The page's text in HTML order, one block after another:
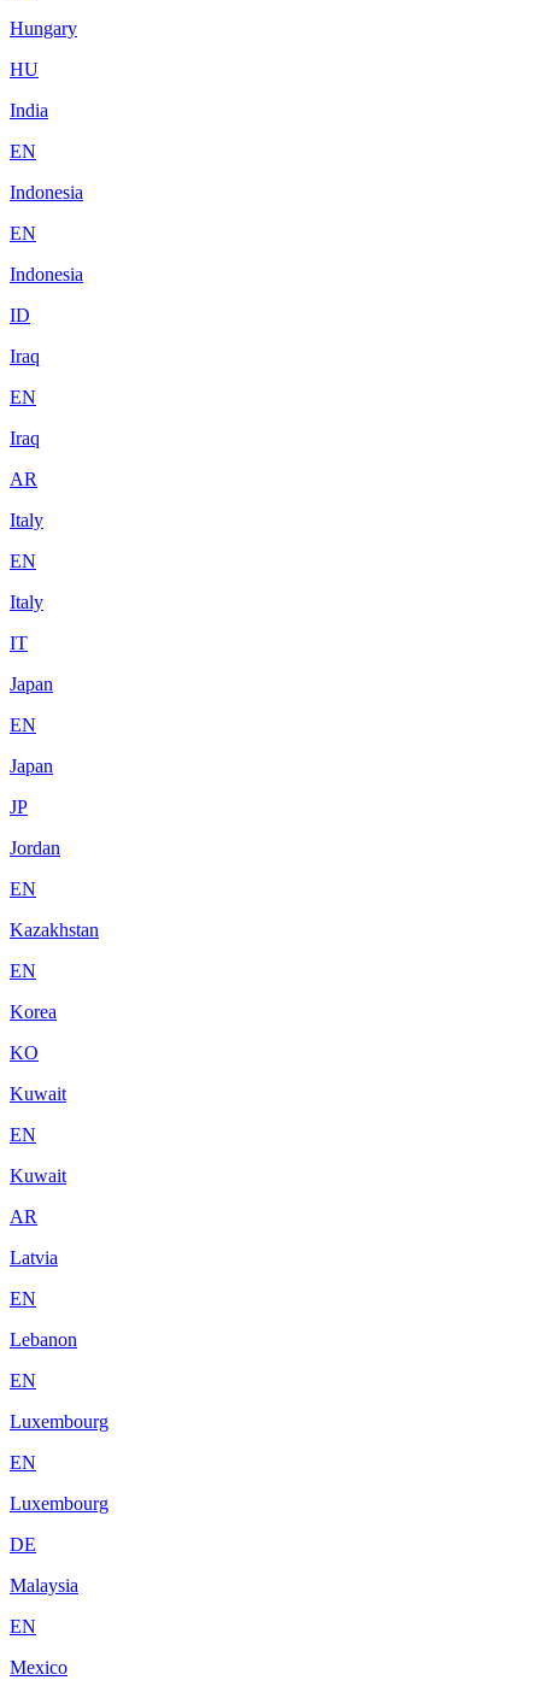
Hungary
HU
India
EN
Indonesia
EN
Indonesia
ID
Iraq
EN
Iraq
AR
Italy
EN
Italy
IT
Japan
EN
Japan
JP
Jordan
EN
Kazakhstan
EN
Korea
KO
Kuwait
EN
Kuwait
AR
Latvia
EN
Lebanon
EN
Luxembourg
EN
Luxembourg
DE
Malaysia
EN
Mexico